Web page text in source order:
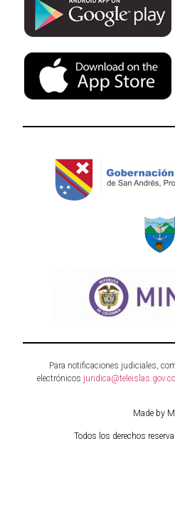
Para notificaciones judiciales,
electrónicos juridica@teleislas.gov.co
Made by
Todos los derechos